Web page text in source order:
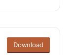
Download